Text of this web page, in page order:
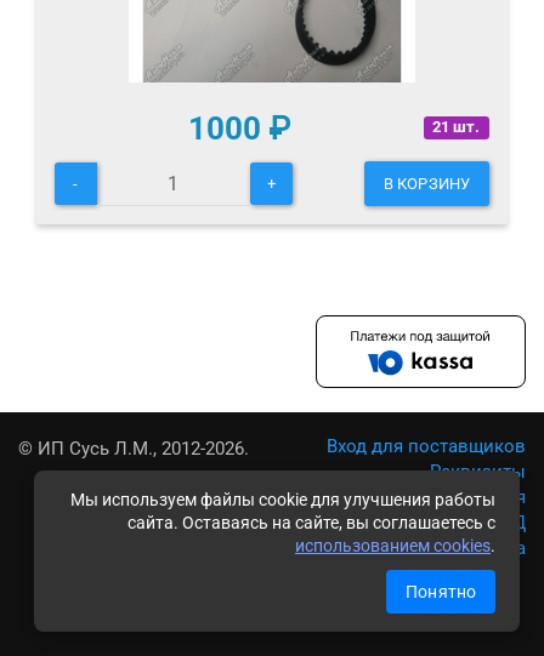
Мы используем файлы cookie для улучшения работы
сайта. Оставаясь на сайте, вы соглашаетесь с
использованием cookies.
Понятно
21 шт.
1000 ₽
- + В КОРЗИНУ
© ИП Сусь Л.М., 2012-2026.
Вход для поставщиков
Реквизиты
Условия использования
Политика обработки ПД
Карта сайта